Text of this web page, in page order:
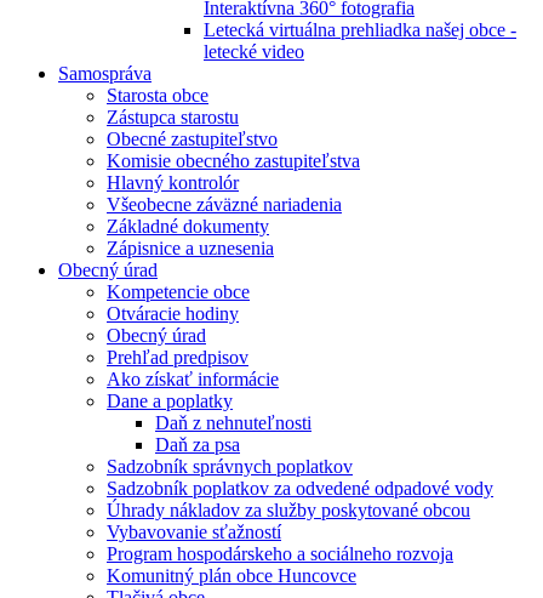
Interaktívna 360° fotografia
Letecká virtuálna prehliadka našej obce -
letecké video
Samospráva
Starosta obce
Zástupca starostu
Obecné zastupiteľstvo
Komisie obecného zastupiteľstva
Hlavný kontrolór
Všeobecne záväzné nariadenia
Základné dokumenty
Zápisnice a uznesenia
Obecný úrad
Kompetencie obce
Otváracie hodiny
Obecný úrad
Prehľad predpisov
Ako získať informácie
Dane a poplatky
Daň z nehnuteľnosti
Daň za psa
Sadzobník správnych poplatkov
Sadzobník poplatkov za odvedené odpadové vody
Úhrady nákladov za služby poskytované obcou
Vybavovanie sťažností
Program hospodárskeho a sociálneho rozvoja
Komunitný plán obce Huncovce